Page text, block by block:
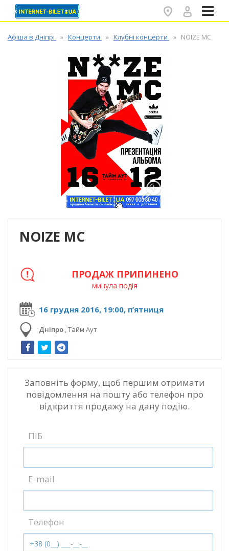
Афіша в Дніпрі Концерти Клубні концерти NOIZE MC
NOIZE MC
16 грудня 2016, 19:00, п’ятниця
Дніпро ,Тайм Аут
ПРОДАЖ ПРИПИНЕНО
минула подія
Заповніть форму, щоб першим отримати
повідомлення на пошту або телефон про
відкриття продажу на дану подію.
ПІБ
E-mail
Телефон